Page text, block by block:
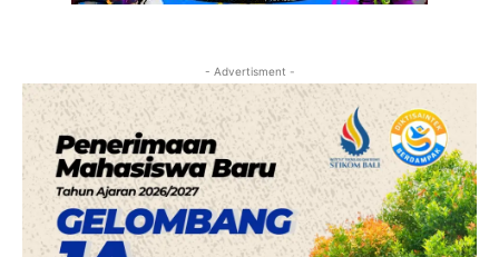
- Advertisment -